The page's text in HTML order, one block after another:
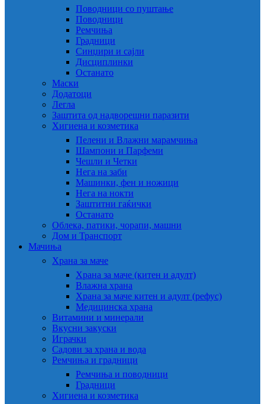
Поводници со пуштање
Поводници
Ремчиња
Градници
Синџири и сајли
Дисциплинки
Останато
Маски
Додатоци
Легла
Заштита од надворешни паразити
Хигиена и козметика
Пелени и Влажни марамчиња
Шампони и Парфеми
Чешли и Четки
Нега на заби
Машинки, фен и ножици
Нега на нокти
Заштитни гаќички
Останато
Облека, патики, чорапи, машни
Дом и Транспорт
Мачиња
Храна за маче
Храна за маче (китен и адулт)
Влажна храна
Храна за маче китен и адулт (рефус)
Медицинска храна
Витамини и минерали
Вкусни закуски
Играчки
Садови за храна и вода
Ремчиња и градници
Ремчиња и поводници
Градници
Хигиена и козметика